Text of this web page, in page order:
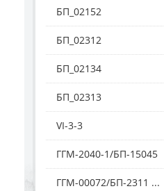
БП_02152
БП_02312
БП_02134
БП_02313
VI-3-3
ГГМ-2040-1/БП-15045
ГГМ-00072/БП-2311 ...